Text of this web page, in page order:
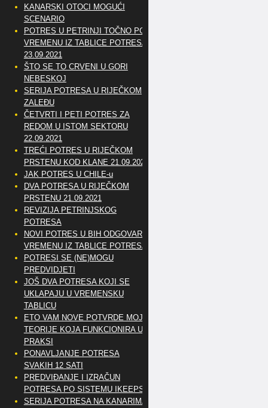
KANARSKI OTOCI MOGUĆI
SCENARIO
POTRES U PETRINJI TOČNO PO
VREMENU IZ TABLICE POTRESA
23.09.2021
ŠTO SE TO CRVENI U GORI
NEBESKOJ
SERIJA POTRESA U RIJEČKOM
ZALEĐU
ČETVRTI I PETI POTRES ZA
REDOM U ISTOM SEKTORU
22.09.2021
TREĆI POTRES U RIJEČKOM
PRSTENU KOD KLANE 21.09.2021
JAK POTRES U CHILE-u
DVA POTRESA U RIJEČKOM
PRSTENU 21.09.2021
REVIZIJA PETRINJSKOG
POTRESA
NOVI POTRES U BIH ODGOVARA
VREMENU IZ TABLICE POTRESA
POTRESI SE (NE)MOGU
PREDVIDJETI
JOŠ DVA POTRESA KOJI SE
UKLAPAJU U VREMENSKU
TABLICU
ETO VAM NOVE POTVRDE MOJE
TEORIJE KOJA FUNKCIONIRA U
PRAKSI
PONAVLJANJE POTRESA
SVAKIH 12 SATI
PREDVIĐANJE I IZRAČUN
POTRESA PO SISTEMU IKEEPS
SERIJA POTRESA NA KANARIMA